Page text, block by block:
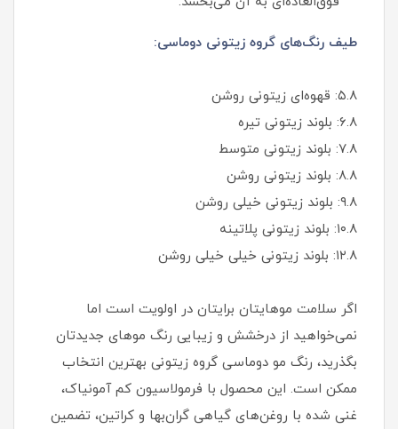
طیف رنگ‌های گروه زیتونی دوماسی:
۵.۸: قهوه‌ای زیتونی روشن
۶.۸: بلوند زیتونی تیره
۷.۸: بلوند زیتونی متوسط
۸.۸: بلوند زیتونی روشن
۹.۸: بلوند زیتونی خیلی روشن
۱۰.۸: بلوند زیتونی پلاتینه
۱۲.۸: بلوند زیتونی خیلی خیلی روشن
اگر سلامت موهایتان برایتان در اولویت است اما
نمی‌خواهید از درخشش و زیبایی رنگ موهای جدیدتان
بگذرید، رنگ مو دوماسی گروه زیتونی بهترین انتخاب
ممکن است. این محصول با فرمولاسیون کم‌ آمونیاک،
غنی شده با روغن‌های گیاهی گران‌بها و کراتین، تضمین